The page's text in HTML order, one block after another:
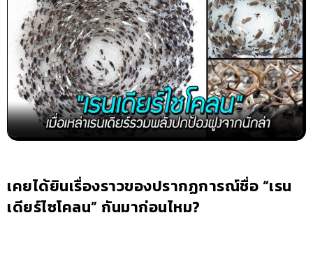
เคยได้ยินเรื่องราวของปรากฏการณ์ชื่อ “เรน
เดียร์ไซโคลน” กันมาก่อนไหม?